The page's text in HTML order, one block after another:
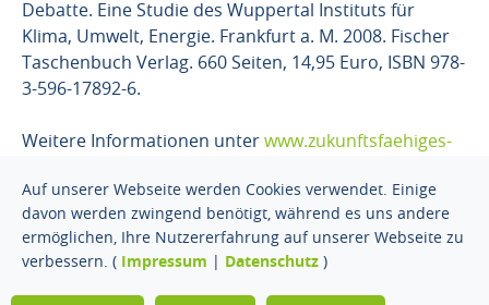
Debatte. Eine Studie des Wuppertal Instituts für
Klima, Umwelt, Energie. Frankfurt a. M. 2008. Fischer
Taschenbuch Verlag. 660 Seiten, 14,95 Euro, ISBN 978-
3-596-17892-6.
Weitere Informationen unterwww.zukunftsfaehiges-
© 2026 Gregor Louisoder
Impressum
Auf unserer Webseite werden Cookies verwendet. Einige
davon werden zwingend benötigt, während es uns andere
ermöglichen, Ihre Nutzererfahrung auf unserer Webseite zu
verbessern. ( Impressum | Datenschutz )